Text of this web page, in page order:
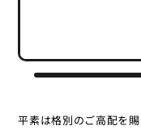
平素は格別のご高配を賜